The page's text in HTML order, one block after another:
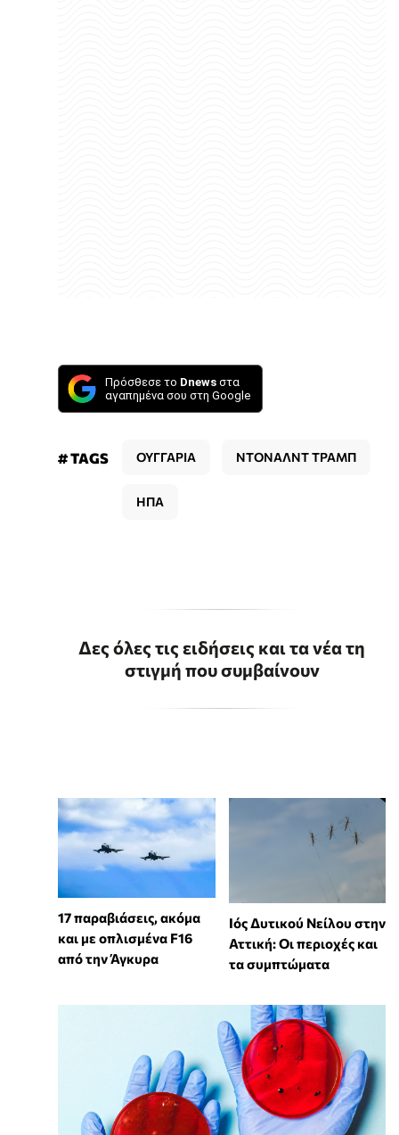
Πρόσθεσε το Dnews στα
αγαπημένα σου στη Google
# TAGS ΟΥΓΓΑΡΙΑ ΝΤΟΝΑΛΝΤ ΤΡΑΜΠ
ΗΠΑ
Δες όλες τις ειδήσεις και τα νέα τη
στιγμή που συμβαίνουν
17 παραβιάσεις, ακόμα
και με οπλισμένα F16
από την Άγκυρα
Ιός Δυτικού Νείλου στην
Αττική: Οι περιοχές και
τα συμπτώματα